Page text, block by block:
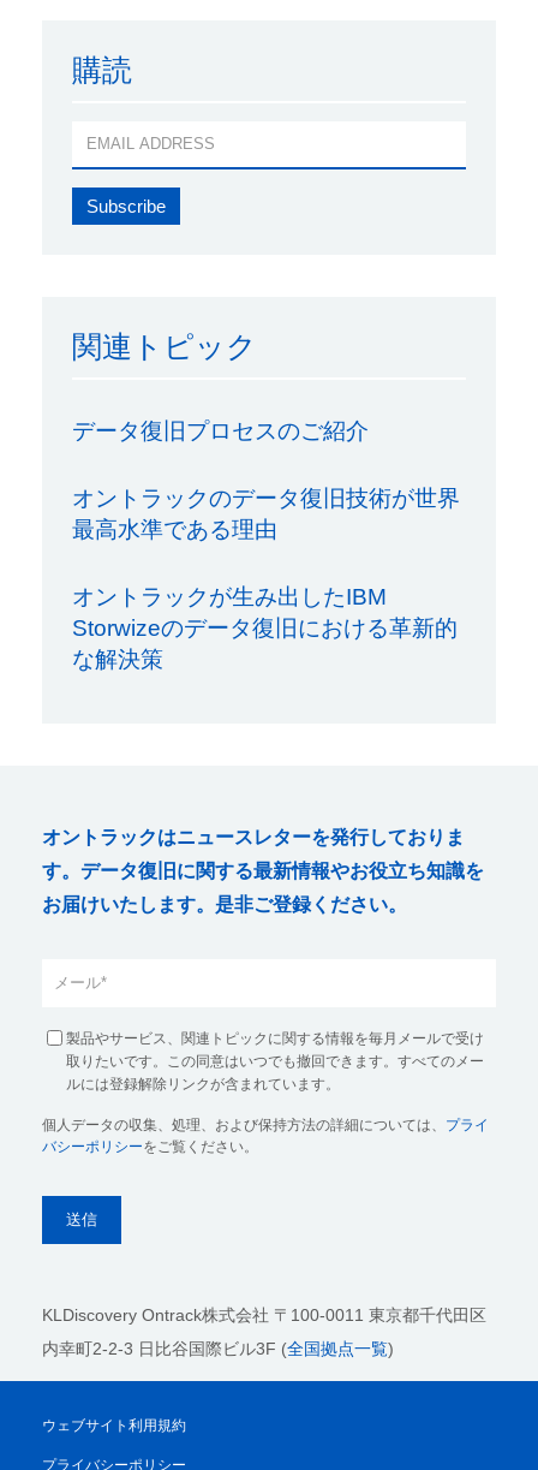
購読
関連トピック
データ復旧プロセスのご紹介
オントラックのデータ復旧技術が世界
最高水準である理由
オントラックが生み出したIBM
Storwizeのデータ復旧における革新的
な解決策
オントラックはニュースレターを発行しておりま
す。データ復旧に関する最新情報やお役立ち知識を
お届けいたします。是非ご登録ください。
製品やサービス、関連トピックに関する情報を毎月メールで受け
取りたいです。この同意はいつでも撤回できます。すべてのメー
ルには登録解除リンクが含まれています。
個人データの収集、処理、および保持方法の詳細については、 プライ
バシーポリシーをご覧ください。
KLDiscovery Ontrack株式会社 〒100-0011 東京都千代田区
内幸町2-2-3 日比谷国際ビル3F (全国拠点一覧)
ウェブサイト利用規約
プライバシーポリシー